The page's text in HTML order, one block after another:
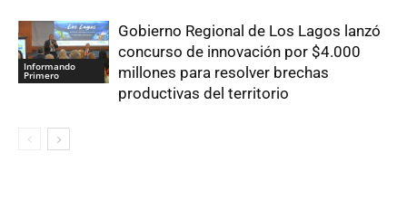
Informando
Primero
Gobierno Regional de Los Lagos lanzó
concurso de innovación por $4.000
millones para resolver brechas
productivas del territorio